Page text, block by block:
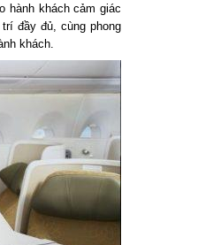
khách cảm giác
đầy đủ, cùng phong
khách.